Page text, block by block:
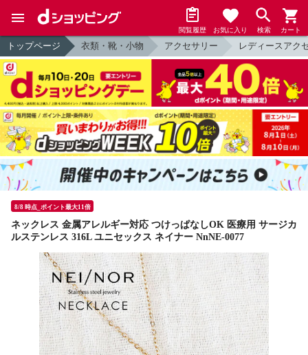
閲覧履歴 お気に入り 検索 カート
トップページ 衣類・靴・小物 アクセサリー レディースアク
8/8 時点_ポイント最大11倍
ネックレス 金属アレルギー対応 つけっぱなしOK 医療用 サージカ
ルステンレス 316L ユニセックス ネイナー NnNE-0077